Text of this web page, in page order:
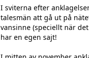
I sviterna efter
talesmän att gå ut på
vansinne (speciellt när
har en egen sajt!